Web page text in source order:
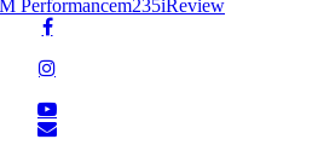
M Performancem235i Review